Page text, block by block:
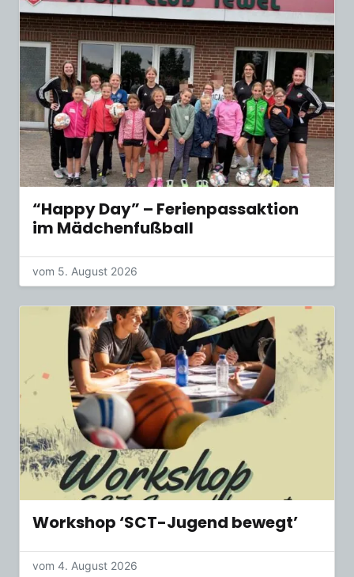
“Happy Day” – Ferienpassaktion
im Mädchenfußball
vom 5. August 2026
Workshop ‘SCT-Jugend bewegt’
vom 4. August 2026